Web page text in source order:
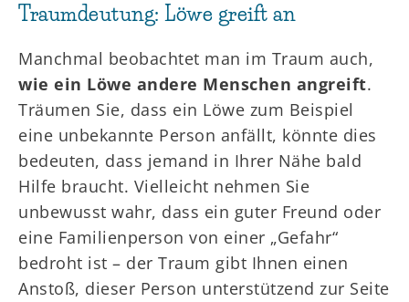
Traumdeutung: Löwe greift an
Manchmal beobachtet man im Traum auch,
wie ein Löwe andere Menschen angreift.
Träumen Sie, dass ein Löwe zum Beispiel
eine unbekannte Person anfällt, könnte dies
bedeuten, dass jemand in Ihrer Nähe bald
Hilfe braucht. Vielleicht nehmen Sie
unbewusst wahr, dass ein guter Freund oder
eine Familienperson von einer „Gefahr“
bedroht ist – der Traum gibt Ihnen einen
Anstoß, dieser Person unterstützend zur Seite